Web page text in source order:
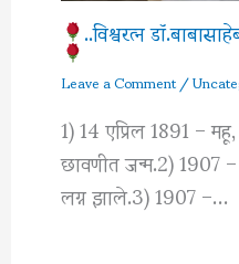
..विश्वरत्‍न
Leave a Comment/
1) 14 एप्रिल 1891 –
छावणीत जन्म.2) 1907
लग्न झाले.3) 1907 –…